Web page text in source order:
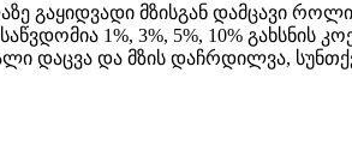
გაყიდვადი მზისგან დამცავი
1%, 3%, 5%, 10% გახსნის
დაცვა და მზის დაჩრდილვა,